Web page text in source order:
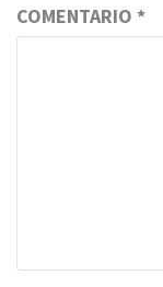
COMENTARIO *